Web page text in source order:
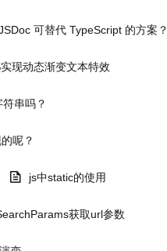
可替代 TypeScript 的方案？
现动态渐变文本特效
串吗？
呢？
js中static的使用
获取url参数